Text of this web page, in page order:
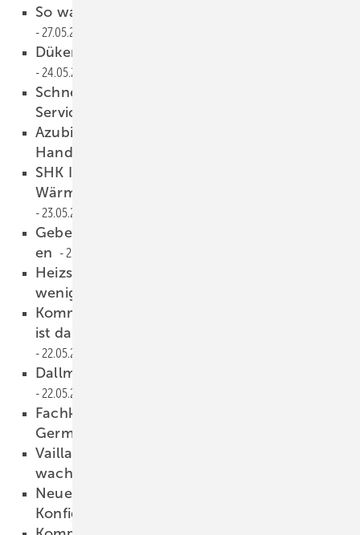
So war der SHK-Jahreskongress 2024
27.05.2024
Düker plant CO
24.05.2024
Schneider Electric: Neuer Vice President
Service DACH
Azubisuche 2024: so zuversichtlich sind
Handwerksbetriebe
SHK Innung Schweinfurt eröffnet
Wärmepumpen-Schulungszentrum
23.05.2024
Geberit: neue Aus­stellung­en und Schu­lung­
en
23.05.2024
Heizsaison 2023/24: Stuttgarter heizen am
wenigsten
Kommunale Wärmeplanung: Wie realistisch
ist das strategische Planungsverfahren?
22.05.2024
Dallmer: das Familien­unter­nehmen wird 111
22.05.2024
Fachkräfte gewinnen: What about coming to
Germany?
Vaillant meldet für 2023 ein Um­satz­
wachstum von 3 %
Neuer Cosmo OHW Betriebsmittel-
Konfigurator